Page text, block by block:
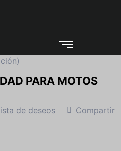
PARA MOTOS
de deseos Compartir